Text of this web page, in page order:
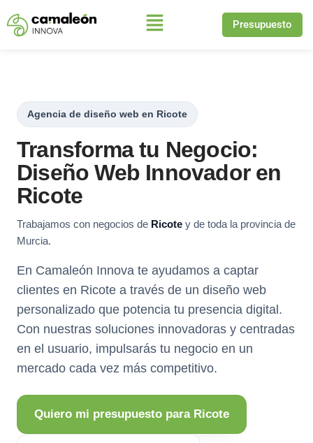
Saltar
Presupuesto
Agencia de diseño web en Ricote
Transforma tu Negocio:
Diseño Web Innovador en
Ricote
Trabajamos con negocios de Ricote y de toda la provincia de
Murcia.
En Camaleón Innova te ayudamos a captar
clientes en Ricote a través de un diseño web
personalizado que potencia tu presencia digital.
Con nuestras soluciones innovadoras y centradas
en el usuario, impulsarás tu negocio en un
mercado cada vez más competitivo.
Quiero mi presupuesto para Ricote